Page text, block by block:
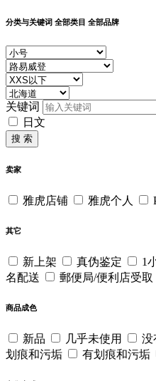
分类与关键词 全部类目 全部品牌
关键词
日文
搜 索
卖家
雅虎店铺 雅虎个人
其它
新上架 真伪鉴定 1
名配送
郵便局/便利店受取
商品成色
新品 几乎未使用 没
划痕和污垢
有划痕和污垢